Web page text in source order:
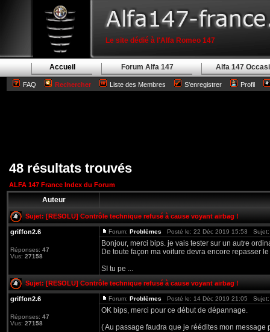
Le site dédié à l'Alfa Romeo 147
Accueil Forum Alfa 147 Alfa 147
FAQ Rechercher Liste des Membres S'enregistrer Profil
48 résultats trouvés
ALFA 147 France Index du Forum
Auteur
Sujet: [RESOLU] Contrôle technique refusé à cause voyant airbag !
griffon2.6
Réponses: 47
Vus: 27158
Forum: Problèmes Posté le: 22 Déc 2019 15:53
Bonjour, merci bips. je vais tester sur un autre
De toute façon ma voiture devra encore repasser
SI tu pe ...
Sujet: [RESOLU] Contrôle technique refusé à cause voyant airbag !
griffon2.6
Réponses: 47
Vus: 27158
Forum: Problèmes Posté le: 14 Déc 2019 21:05
OK bips, merci pour ce début de dépannage.
( Au passage faudra que je réédites mon